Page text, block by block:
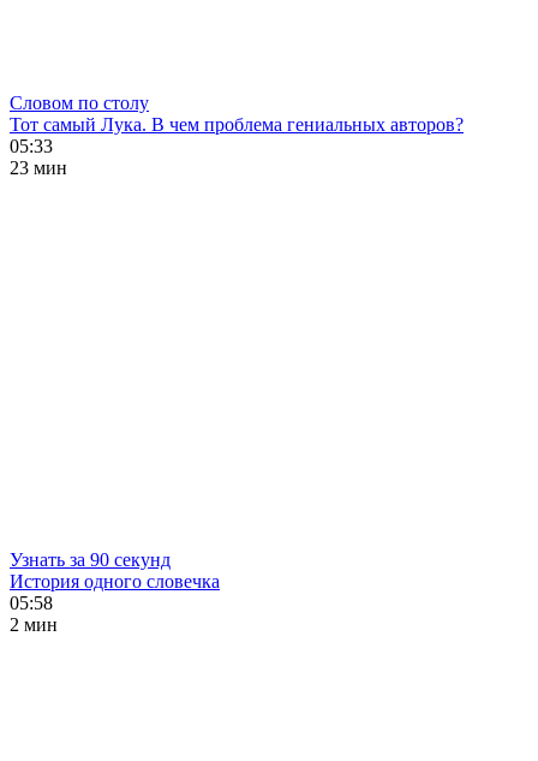
Словом по столу
Тот самый Лука. В чем проблема гениальных авторов?
05:33
23 мин
Узнать за 90 секунд
История одного словечка
05:58
2 мин